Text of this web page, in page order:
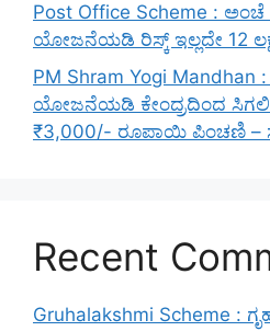
Post Office Scheme :
ಯೋಜನೆಯಡಿ ರಿಸ್ಕ್‌ ಇಲ್ಲದೇ 12
PM Shram Yogi Mandhan
ಯೋಜನೆಯಡಿ ಕೇಂದ್ರದಿಂದ ಸಿಗಲಿದೆ
₹3,000/- ರೂಪಾಯಿ ಪಿಂಚಣಿ –
Recent
Gruhalakshmi Scheme :